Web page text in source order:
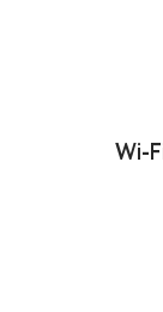
Wi-